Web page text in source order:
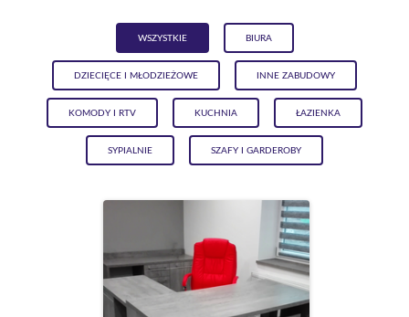
WSZYSTKIE BIURA
DZIECIĘCE I MŁODZIEŻOWE INNE ZABUDOWY
KOMODY I RTV KUCHNIA ŁAZIENKA
SYPIALNIE SZAFY I GARDEROBY